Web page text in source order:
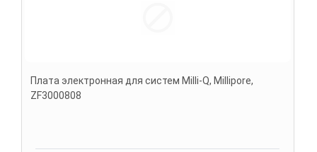
Плата электронная для систем Milli-Q, Millipore,
ZF3000808